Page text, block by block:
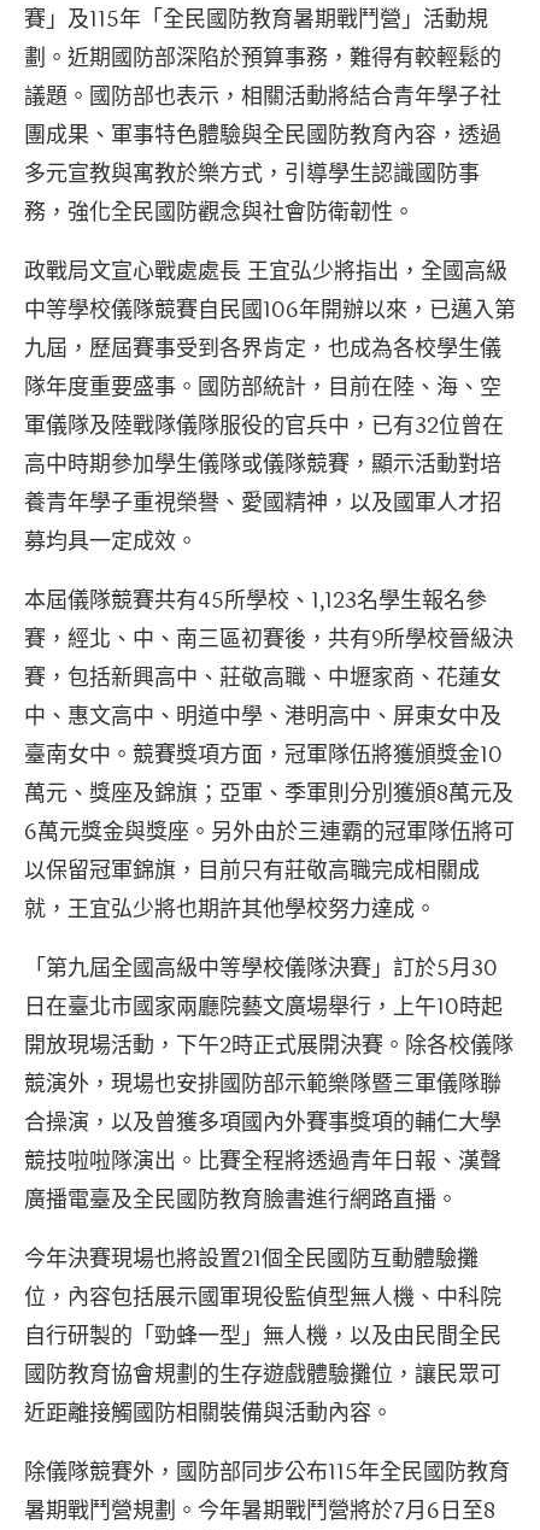
賽」及115年「全民國防教育暑期戰鬥營」活動規
劃。近期國防部深陷於預算事務，難得有較輕鬆的
議題。國防部也表示，相關活動將結合青年學子社
團成果、軍事特色體驗與全民國防教育內容，透過
多元宣教與寓教於樂方式，引導學生認識國防事
務，強化全民國防觀念與社會防衛韌性。
政戰局文宣心戰處處長 王宜弘少將指出，全國高級
中等學校儀隊競賽自民國106年開辦以來，已邁入第
九屆，歷屆賽事受到各界肯定，也成為各校學生儀
隊年度重要盛事。國防部統計，目前在陸、海、空
軍儀隊及陸戰隊儀隊服役的官兵中，已有32位曾在
高中時期參加學生儀隊或儀隊競賽，顯示活動對培
養青年學子重視榮譽、愛國精神，以及國軍人才招
募均具一定成效。
本屆儀隊競賽共有45所學校、1,123名學生報名參
賽，經北、中、南三區初賽後，共有9所學校晉級決
賽，包括新興高中、莊敬高職、中壢家商、花蓮女
中、惠文高中、明道中學、港明高中、屏東女中及
臺南女中。競賽獎項方面，冠軍隊伍將獲頒獎金10
萬元、獎座及錦旗；亞軍、季軍則分別獲頒8萬元及
6萬元獎金與獎座。另外由於三連霸的冠軍隊伍將可
以保留冠軍錦旗，目前只有莊敬高職完成相關成
就，王宜弘少將也期許其他學校努力達成。
「第九屆全國高級中等學校儀隊決賽」訂於5月30
日在臺北市國家兩廳院藝文廣場舉行，上午10時起
開放現場活動，下午2時正式展開決賽。除各校儀隊
競演外，現場也安排國防部示範樂隊暨三軍儀隊聯
合操演，以及曾獲多項國內外賽事獎項的輔仁大學
競技啦啦隊演出。比賽全程將透過青年日報、漢聲
廣播電臺及全民國防教育臉書進行網路直播。
今年決賽現場也將設置21個全民國防互動體驗攤
位，內容包括展示國軍現役監偵型無人機、中科院
自行研製的「勁蜂一型」無人機，以及由民間全民
國防教育協會規劃的生存遊戲體驗攤位，讓民眾可
近距離接觸國防相關裝備與活動內容。
除儀隊競賽外，國防部同步公布115年全民國防教育
暑期戰鬥營規劃。今年暑期戰鬥營將於7月6日至8